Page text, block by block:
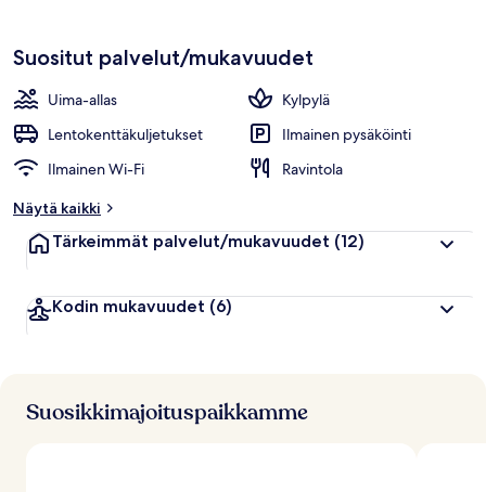
Suositut palvelut/mukavuudet
Uima-allas
Kylpylä
Lentokenttäkuljetukset
Ilmainen pysäköinti
Ilmainen Wi-Fi
Ravintola
Näytä kaikki
Tärkeimmät palvelut/mukavuudet (12)
Kodin mukavuudet (6)
Suosikkimajoituspaikkamme